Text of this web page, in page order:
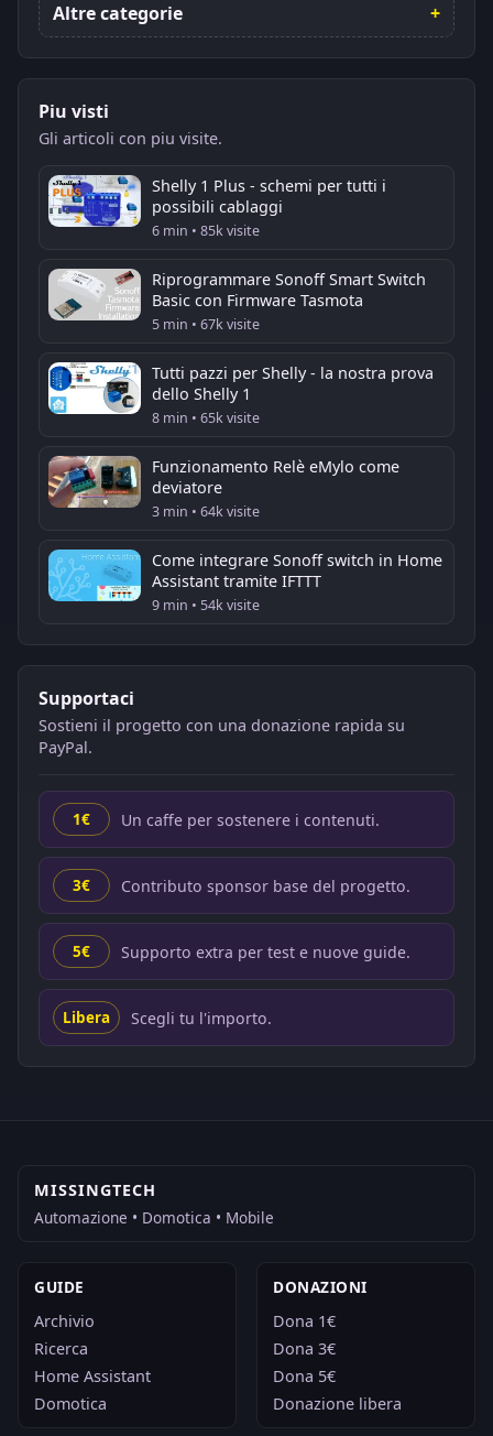
Altre categorie
Piu visti
Gli articoli con piu visite.
Shelly 1 Plus - schemi per tutti i
possibili cablaggi
6 min • 85k visite
Riprogrammare Sonoff Smart Switch
Basic con Firmware Tasmota
5 min • 67k visite
Tutti pazzi per Shelly - la nostra prova
dello Shelly 1
8 min • 65k visite
Funzionamento Relè eMylo come
deviatore
3 min • 64k visite
Come integrare Sonoff switch in Home
Assistant tramite IFTTT
9 min • 54k visite
Supportaci
Sostieni il progetto con una donazione rapida su
PayPal.
1€ Un caffe per sostenere i contenuti.
3€ Contributo sponsor base del progetto.
5€ Supporto extra per test e nuove guide.
Libera Scegli tu l'importo.
MISSINGTECH
Automazione • Domotica • Mobile
GUIDE
Archivio
Ricerca
Home Assistant
Domotica
DONAZIONI
Dona 1€
Dona 3€
Dona 5€
Donazione libera